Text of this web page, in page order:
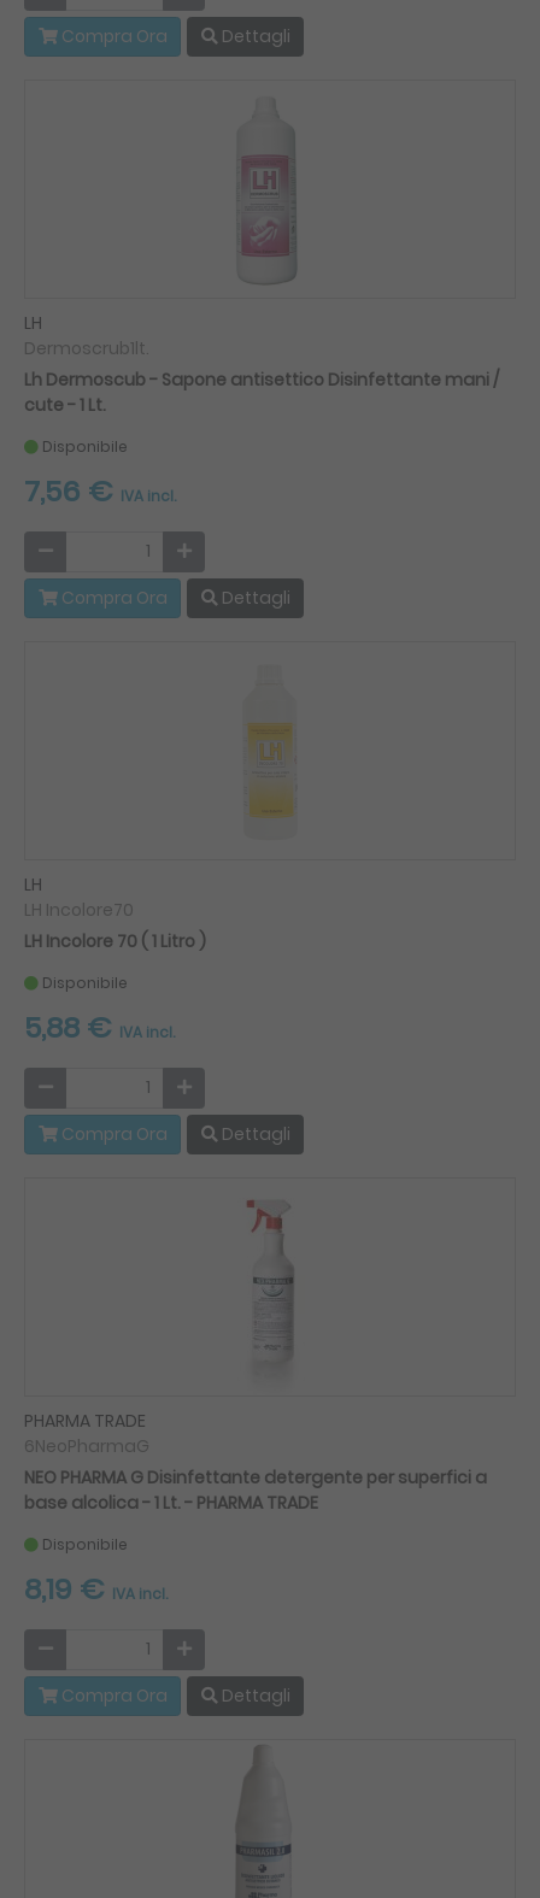
Compra Ora Dettagli
LH
Dermoscrub1lt.
Lh Dermoscub - Sapone antisettico Disinfettante mani /
cute - 1 Lt.
Disponibile
7,56 € IVA incl.
Compra Ora Dettagli
LH
LH Incolore70
LH Incolore 70 ( 1 Litro )
Disponibile
5,88 € IVA incl.
Compra Ora Dettagli
PHARMA TRADE
6NeoPharmaG
NEO PHARMA G Disinfettante detergente per superfici a
base alcolica - 1 Lt. - PHARMA TRADE
Disponibile
8,19 € IVA incl.
Compra Ora Dettagli